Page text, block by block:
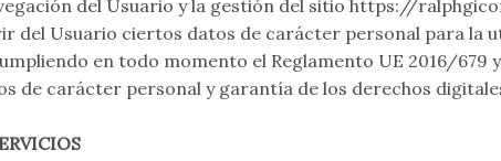
del Usuario y la gestión del sitio https://
del Usuario ciertos datos de carácter personal para la
en todo momento el Reglamento UE 2016/679
de carácter personal y garantía de los derechos